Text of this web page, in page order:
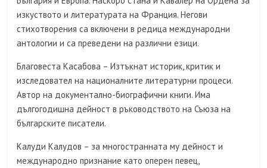
изкуството и литературата на Франция. Негови
стихотворения са включени в редица международни
антологии и са преведени на различни езици.
Благовеста Касабова – Изтъкнат историк, критик и
изследовател на националните литературни процеси.
Автор на документално-биографични книги. Има
дългогодишна дейност в ръководството на Съюза на
българските писатели.
Калуди Калудов – за многостранната му дейност и
международно признание като оперен певец,